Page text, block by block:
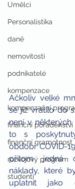
Umělci
Personalistika
daně
nemovitosti
podnikatelé
kompenzace
kompenzační
finanční poradenství
finanční gramotnost
rozvojový program
studenti
Ačkoliv velké
se již vrátilo do
není v
to s
období COVID-
přitom jedná
náklady, které
uplatnit jako